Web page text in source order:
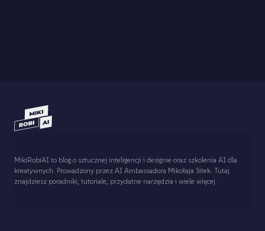
MikiRobiAI to blog o sztucznej inteligencji i designie oraz szkolenia AI dla
kreatywnych. Prowadzony przez AI Ambassadora Mikołaja Sitek. Tutaj
znajdziesz poradniki, tutoriale, przydatne narzędzia i wiele więcej.